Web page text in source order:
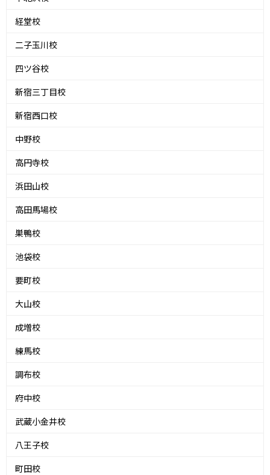
経堂校
二子玉川校
四ツ谷校
新宿三丁目校
新宿西口校
中野校
高円寺校
浜田山校
高田馬場校
巣鴨校
池袋校
要町校
大山校
成増校
練馬校
調布校
府中校
武蔵小金井校
八王子校
町田校